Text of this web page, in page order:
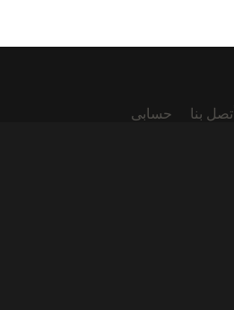
أتصل بنا
حسابى